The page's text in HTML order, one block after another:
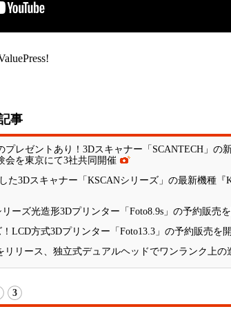
事
レゼントあり！3Dスキャナー「SCANTECH」の
会を東京にて3社共同開催
た3Dスキャナー「KSCANシリーズ」の最新機種『
リーズ光造形3Dプリンター「Foto8.9s」の予約販売
LCD方式3Dプリンター「Foto13.3」の予約販売を
リリース、独立式デュアルヘッドでワンランク上の
3